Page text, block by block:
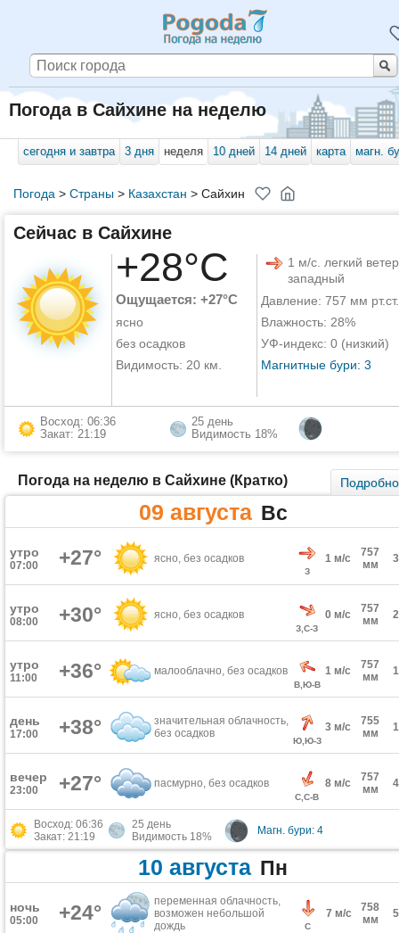
Погода в Сайхине на неделю
сегодня и завтра 3 дня неделя 10 дней 14 дней карта магн.
Погода > Страны> Казахстан > Сайхин
Сейчас в Сайхине
+28°C
Ощущается: +27°C
ясно
без осадков
Видимость: 20 км.
1 м/с. легкий
западный
Давление: 757 мм рт.ст.
Влажность: 28%
УФ-индекс: 0 (низкий)
Магнитные бури: 3
Восход: 06:36
Закат: 21:19
25 день
Видимость 18%
Погода на неделю в Сайхине (Кратко) Подробно
09 августа Вс
утро
07:00 +27° ясно, без осадков
З
1 м/с
757
мм
утро
08:00 +30° ясно, без осадков
З,С-З
0 м/с
757
мм
утро
11:00 +36° малооблачно, без осадков
В,Ю-В
1 м/с
757
мм
день
17:00 +38°
значительная облачность,
без осадков
Ю,Ю-З
3 м/с
755
мм
вечер
23:00 +27° пасмурно, без осадков
С,С-В
8 м/с
757
мм
Восход: 06:36
Закат: 21:19
25 день
Видимость 18%
Магн. бури: 4
10 августа Пн
ночь
05:00 +24°
переменная облачность,
возможен небольшой
дождь
С
7 м/с
758
мм